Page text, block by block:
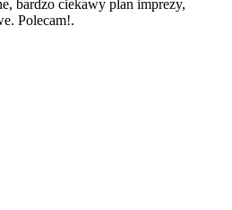
bardzo ciekawy plan imprezy,
Polecam!.